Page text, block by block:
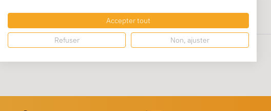
Réserve pour 2 barettes d’agrafes.
Accepter tout
Refuser Non, ajuster